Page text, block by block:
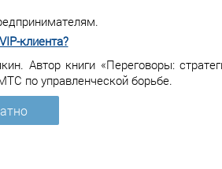
клиента?
Автор книги «Переговоры:
по управленческой борьбе.